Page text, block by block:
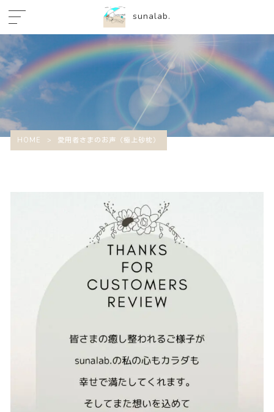
sunalab.
愛用者さまのお声（極上砂枕）
HOME > 愛用者さまのお声（極上砂枕）